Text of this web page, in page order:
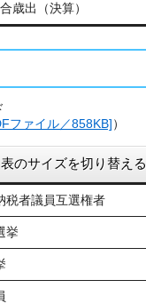
歳出（決算）
ファイル／858KB]）
表のサイズを切り替える
税者議員互選権者
挙